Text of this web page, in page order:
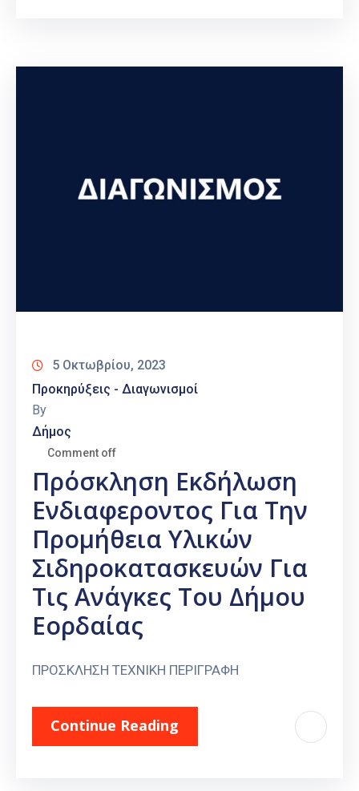
5 Οκτωβρίου, 2023
Προκηρύξεις - Διαγωνισμοί
By
Δήμος
Comment off
Πρόσκληση Εκδήλωση
Ενδιαφεροντος Για Την
Προμήθεια Υλικών
Σιδηροκατασκευών Για
Τις Ανάγκες Του Δήμου
Εορδαίας
ΠΡΟΣΚΛΗΣΗ ΤΕΧΝΙΚΗ ΠΕΡΙΓΡΑΦΗ
Continue Reading